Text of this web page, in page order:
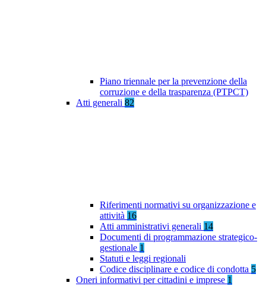
Piano triennale per la prevenzione della
corruzione e della trasparenza (PTPCT)
Atti generali 82
Riferimenti normativi su organizzazione e
attività 16
Atti amministrativi generali 14
Documenti di programmazione strategico-
gestionale 1
Statuti e leggi regionali
Codice disciplinare e codice di condotta 5
Oneri informativi per cittadini e imprese 1